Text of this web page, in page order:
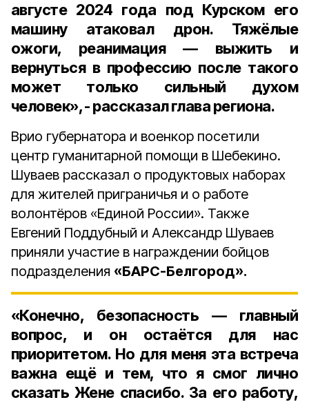
августе 2024 года под Курском его
машину атаковал дрон. Тяжёлые
ожоги, реанимация — выжить и
вернуться в профессию после такого
может только сильный духом
человек», - рассказал глава региона.
Врио губернатора и военкор посетили
центр гуманитарной помощи в Шебекино.
Шуваев рассказал о продуктовых наборах
для жителей приграничья и о работе
волонтёров «Единой России». Также
Евгений Поддубный и Александр Шуваев
приняли участие в награждении бойцов
подразделения «БАРС-Белгород».
«Конечно, безопасность — главный
вопрос, и он остаётся для нас
приоритетом. Но для меня эта встреча
важна ещё и тем, что я смог лично
сказать Жене спасибо. За его работу,